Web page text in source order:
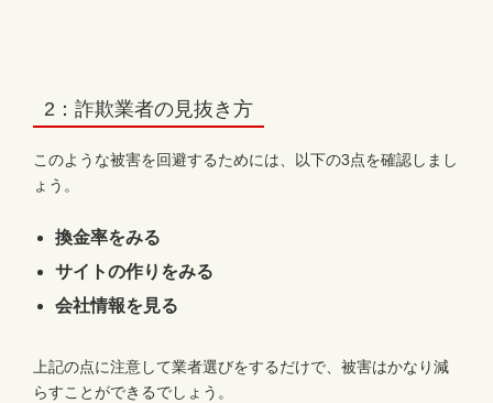
2：詐欺業者の見抜き方
このような被害を回避するためには、以下の3点を確認しまし
ょう。
換金率をみる
サイトの作りをみる
会社情報を見る
上記の点に注意して業者選びをするだけで、被害はかなり減
らすことができるでしょう。